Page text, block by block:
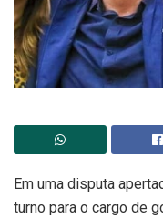
Em uma disputa
turno para o cargo de